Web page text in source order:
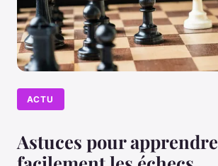
ACTU
Astuces pour apprendre